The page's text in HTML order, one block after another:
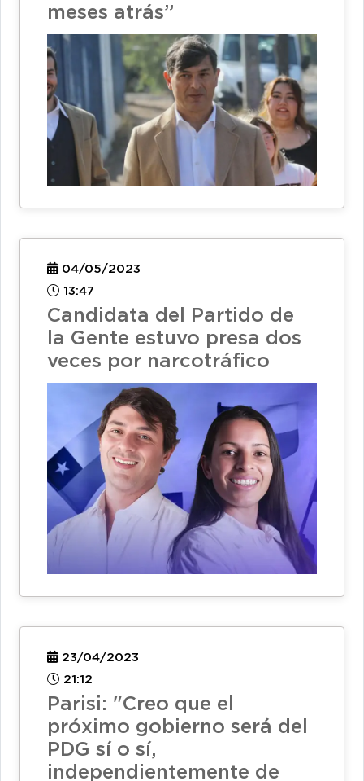
meses atrás”
04/05/2023
13:47
Candidata del Partido de
la Gente estuvo presa dos
veces por narcotráfico
23/04/2023
21:12
Parisi: "Creo que el
próximo gobierno será del
PDG sí o sí,
independientemente de